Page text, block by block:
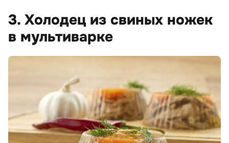
3. Холодец из свиных ножек
в мультиварке